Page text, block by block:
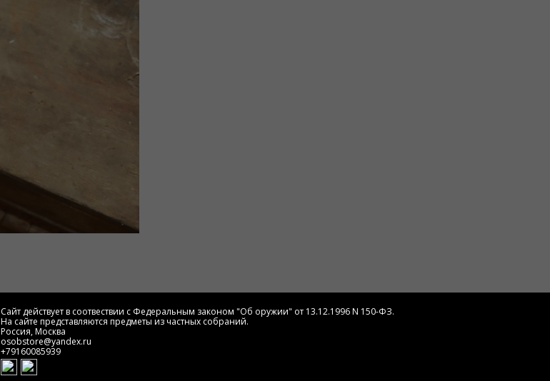
Сайт действует в соотвествии с Федеральным законом "Об оружии" от 13.12.1996 N 150-ФЗ.
На сайте представляются предметы из частных собраний.
Россия, Москва
osobstore@yandex.ru
+79160085939